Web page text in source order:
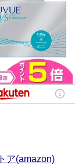
ア(amazon)